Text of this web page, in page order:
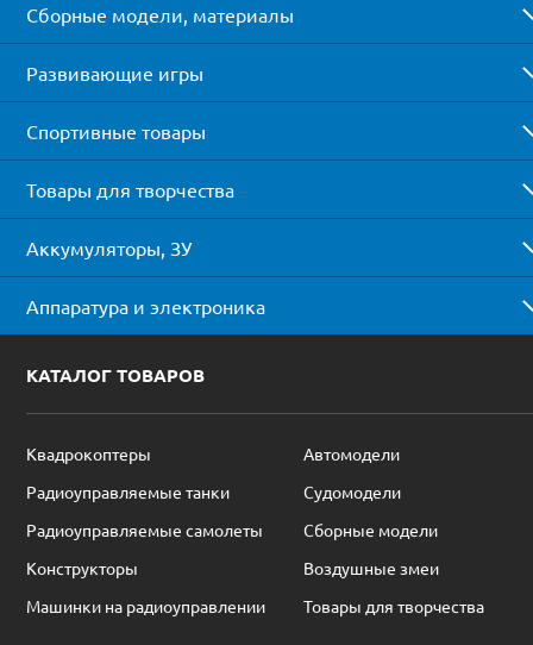
Сборные модели, материалы
Развивающие игры
Спортивные товары
Товары для творчества
Аккумуляторы, ЗУ
Аппаратура и электроника
КАТАЛОГ ТОВАРОВ
Квадрокоптеры
Автомодели
Радиоуправляемые танки
Судомодели
Радиоуправляемые самолеты
Сборные модели
Конструкторы
Воздушные змеи
Машинки на радиоуправлении
Товары для творчества